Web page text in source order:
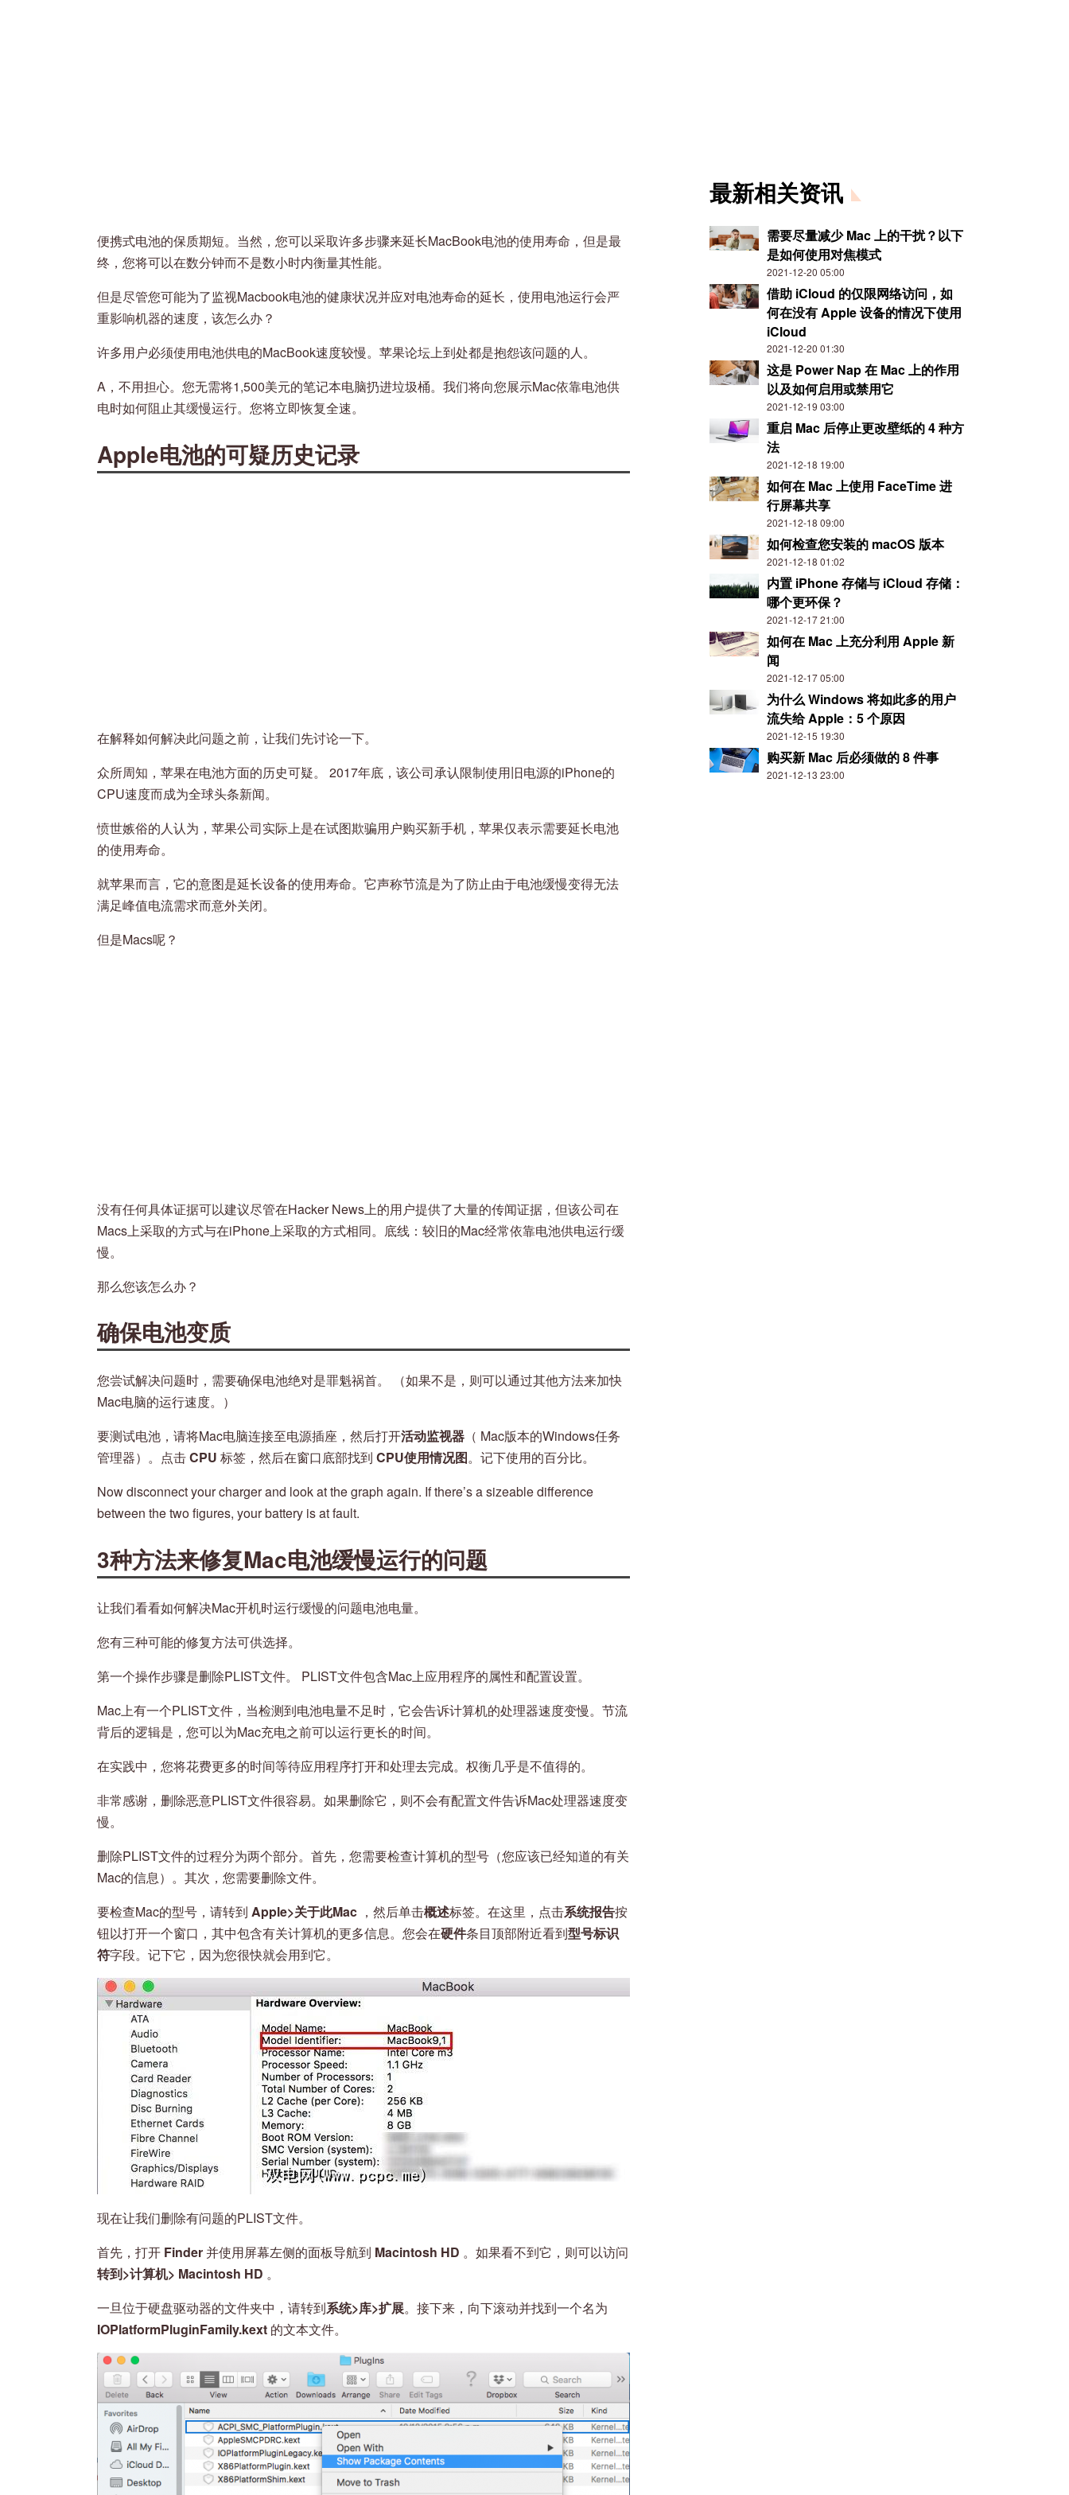
便携式电池的保质期短。当然，您可以采取许多步骤来延长MacBook电池的使用寿命，但是最
终，您将可以在数分钟而不是数小时内衡量其性能。
但是尽管您可能为了监视Macbook电池的健康状况并应对电池寿命的延长，使用电池运行会严
重影响机器的速度，该怎么办？
许多用户必须使用电池供电的MacBook速度较慢。苹果论坛上到处都是抱怨该问题的人。
A，不用担心。您无需将1,500美元的笔记本电脑扔进垃圾桶。我们将向您展示Mac依靠电池供
电时如何阻止其缓慢运行。您将立即恢复全速。
Apple电池的可疑历史记录
在解释如何解决此问题之前，让我们先讨论一下。
众所周知，苹果在电池方面的历史可疑。 2017年底，该公司承认限制使用旧电源的iPhone的
CPU速度而成为全球头条新闻。
愤世嫉俗的人认为，苹果公司实际上是在试图欺骗用户购买新手机，苹果仅表示需要延长电池
的使用寿命。
就苹果而言，它的意图是延长设备的使用寿命。它声称节流是为了防止由于电池缓慢变得无法
满足峰值电流需求而意外关闭。
但是Macs呢？
没有任何具体证据可以建议尽管在Hacker News上的用户提供了大量的传闻证据，但该公司在
Macs上采取的方式与在iPhone上采取的方式相同。底线：较旧的Mac经常依靠电池供电运行缓
慢。
那么您该怎么办？
确保电池变质
您尝试解决问题时，需要确保电池绝对是罪魁祸首。 （如果不是，则可以通过其他方法来加快
Mac电脑的运行速度。）
要测试电池，请将Mac电脑连接至电源插座，然后打开活动监视器 （ Mac版本的Windows任务
管理器）。点击CPU 标签，然后在窗口底部找到 CPU使用情况图。记下使用的百分比。
Now disconnect your charger and look at the graph again. If there’s a sizeable difference
between the two figures, your battery is at fault.
3种方法来修复Mac电池缓慢运行的问题
让我们看看如何解决Mac开机时运行缓慢的问题电池电量。
您有三种可能的修复方法可供选择。
第一个操作步骤是删除PLIST文件。 PLIST文件包含Mac上应用程序的属性和配置设置。
Mac上有一个PLIST文件，当检测到电池电量不足时，它会告诉计算机的处理器速度变慢。节流
背后的逻辑是，您可以为Mac充电之前可以运行更长的时间。
在实践中，您将花费更多的时间等待应用程序打开和处理去完成。权衡几乎是不值得的。
非常感谢，删除恶意PLIST文件很容易。如果删除它，则不会有配置文件告诉Mac处理器速度变
慢。
删除PLIST文件的过程分为两个部分。首先，您需要检查计算机的型号（您应该已经知道的有关
Mac的信息）。其次，您需要删除文件。
要检查Mac的型号，请转到 Apple>关于此Mac ，然后单击概述标签。在这里，点击系统报告按
钮以打开一个窗口，其中包含有关计算机的更多信息。您会在硬件条目顶部附近看到型号标识
符字段。记下它，因为您很快就会用到它。
现在让我们删除有问题的PLIST文件。
首先，打开 Finder并使用屏幕左侧的面板导航到 Macintosh HD 。如果看不到它，则可以访问
转到>计算机> Macintosh HD 。
一旦位于硬盘驱动器的文件夹中，请转到系统>库>扩展。接下来，向下滚动并找到一个名为
IOPlatformPluginFamily.kext 的文本文件。
最新相关资讯
需要尽量减少 Mac 上的干扰？以下
是如何使用对焦模式
2021-12-20 05:00
借助 iCloud 的仅限网络访问，如
何在没有 Apple 设备的情况下使用
iCloud
2021-12-20 01:30
这是 Power Nap 在 Mac 上的作用
以及如何启用或禁用它
2021-12-19 03:00
重启 Mac 后停止更改壁纸的 4 种方
法
2021-12-18 19:00
如何在 Mac 上使用 FaceTime 进
行屏幕共享
2021-12-18 09:00
如何检查您安装的 macOS 版本
2021-12-18 01:02
内置 iPhone 存储与 iCloud 存储：
哪个更环保？
2021-12-17 21:00
如何在 Mac 上充分利用 Apple 新
闻
2021-12-17 05:00
为什么 Windows 将如此多的用户
流失给 Apple：5 个原因
2021-12-15 19:30
购买新 Mac 后必须做的 8 件事
2021-12-13 23:00